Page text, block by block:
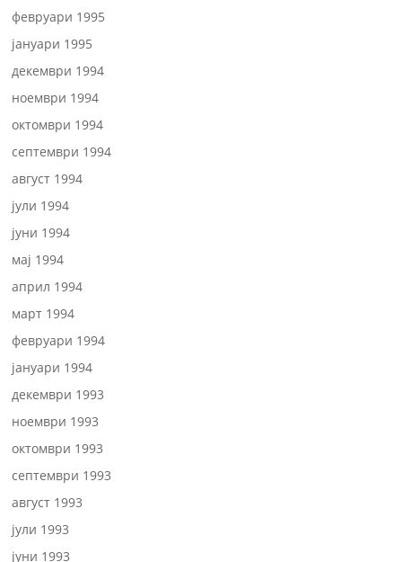
февруари 1995
јануари 1995
декември 1994
ноември 1994
октомври 1994
септември 1994
август 1994
јули 1994
јуни 1994
мај 1994
април 1994
март 1994
февруари 1994
јануари 1994
декември 1993
ноември 1993
октомври 1993
септември 1993
август 1993
јули 1993
јуни 1993